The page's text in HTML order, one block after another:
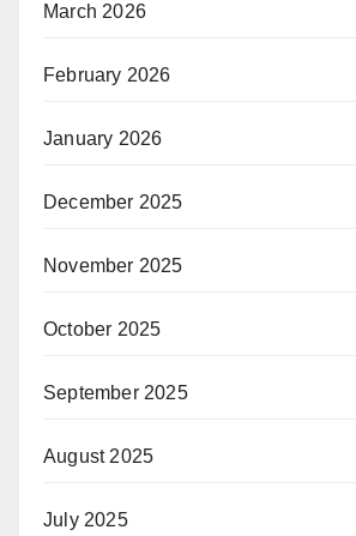
March 2026
February 2026
January 2026
December 2025
November 2025
October 2025
September 2025
August 2025
July 2025